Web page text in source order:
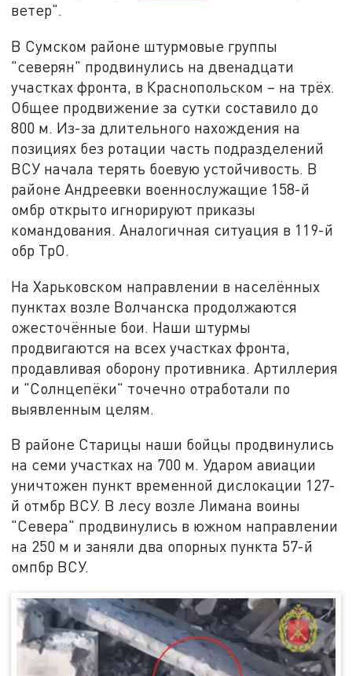
ветер".
В Сумском районе штурмовые группы
"северян" продвинулись на двенадцати
участках фронта, в Краснопольском – на трёх.
Общее продвижение за сутки составило до
800 м. Из-за длительного нахождения на
позициях без ротации часть подразделений
ВСУ начала терять боевую устойчивость. В
районе Андреевки военнослужащие 158-й
омбр открыто игнорируют приказы
командования. Аналогичная ситуация в 119-й
обр ТрО.
На Харьковском направлении в населённых
пунктах возле Волчанска продолжаются
ожесточённые бои. Наши штурмы
продвигаются на всех участках фронта,
продавливая оборону противника. Артиллерия
и "Солнцепёки" точечно отработали по
выявленным целям.
В районе Старицы наши бойцы продвинулись
на семи участках на 700 м. Ударом авиации
уничтожен пункт временной дислокации 127-
й отмбр ВСУ. В лесу возле Лимана воины
"Севера" продвинулись в южном направлении
на 250 м и заняли два опорных пункта 57-й
омпбр ВСУ.